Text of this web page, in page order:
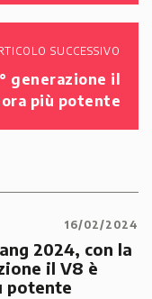
SUCCESSIVO
generazione il
più potente
16/02/2024
2024, con la
il V8 è
potente